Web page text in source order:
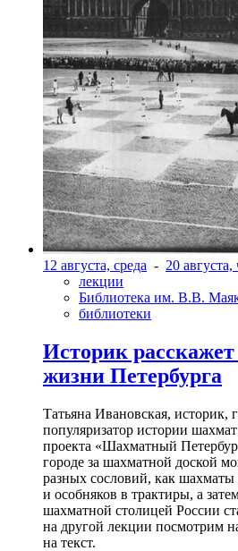
12 августа, среда - 20 августа,
лекции
Библиотека им. В.В.
библиотеки
Историк
жизни Петербурга
Татьяна Ивановская, историк,
популяризатор истории
проекта «Шахматный
городе за шахматной доской
разных сословий, как шахматы
и особняков в трактиры, а
шахматной столицей России
на другой лекции посмотрим
на текст.